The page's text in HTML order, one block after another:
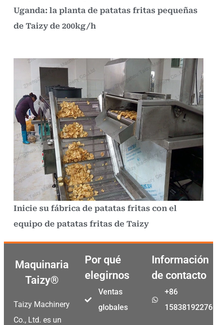
Uganda: la planta de patatas fritas pequeñas
de Taizy de 200kg/h
Inicie su fábrica de patatas fritas con el
equipo de patatas fritas de Taizy
Maquinaria
Taizy®
Taizy Machinery
Co., Ltd. es un
Por qué
elegirnos
Ventas
globales
Información
de contacto
+86
15838192276